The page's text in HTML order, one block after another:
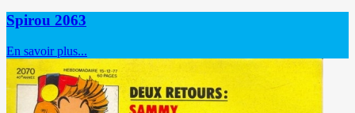
Spirou 2063
En savoir plus...